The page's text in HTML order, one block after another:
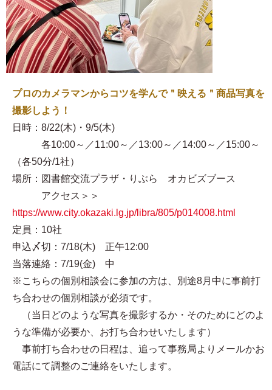
プロのカメラマンからコツを学んで＂映える＂商品写真を
撮影しよう！
日時：8/22(木)・9/5(木)
各10:00～／11:00～／13:00～／14:00～／15:00～
（各50分/1社）
場所：図書館交流プラザ・りぶら オカビズブース
アクセス＞＞
https://www.city.okazaki.lg.jp/libra/805/p014008.html
定員：10社
申込〆切：7/18(木) 正午12:00
当落連絡：7/19(金) 中
※こちらの個別相談会に参加の方は、別途8月中に事前打
ち合わせの個別相談が必須です。
（当日どのような写真を撮影するか・そのためにどのよ
うな準備が必要か、お打ち合わせいたします）
事前打ち合わせの日程は、追って事務局よりメールかお
電話にて調整のご連絡をいたします。